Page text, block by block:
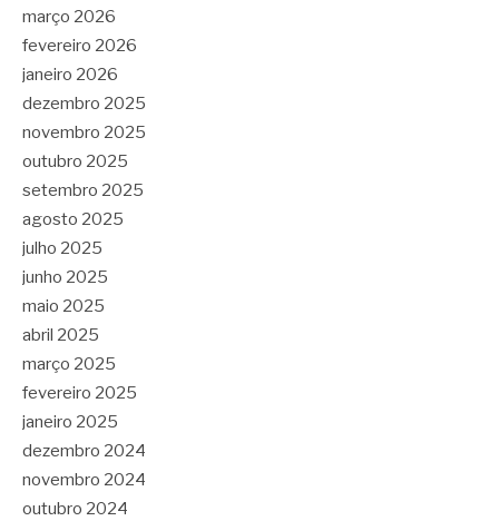
março 2026
fevereiro 2026
janeiro 2026
dezembro 2025
novembro 2025
outubro 2025
setembro 2025
agosto 2025
julho 2025
junho 2025
maio 2025
abril 2025
março 2025
fevereiro 2025
janeiro 2025
dezembro 2024
novembro 2024
outubro 2024